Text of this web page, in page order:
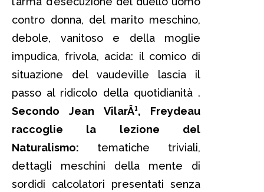
contro donna, del marito meschino,
debole, vanitoso e della moglie
impudica, frivola, acida: il comico di
situazione del vaudeville lascia il
passo al ridicolo della quotidianità .
Secondo Jean VilarÂ¹, Freydeau
raccoglie la lezione del
Naturalismo: tematiche triviali,
dettagli meschini della mente di
sordidi calcolatori presentati senza